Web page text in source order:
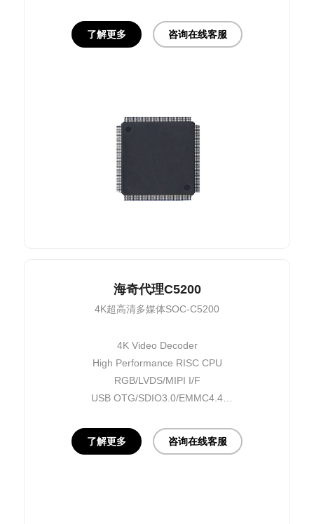
了解更多 咨询在线客服
海奇代理C5200
4K超高清多媒体SOC-C5200
4K Video Decoder
High Performance RISC CPU
RGB/LVDS/MIPI I/F
USB OTG/SDIO3.0/EMMC4.4
HDMI input
了解更多 咨询在线客服